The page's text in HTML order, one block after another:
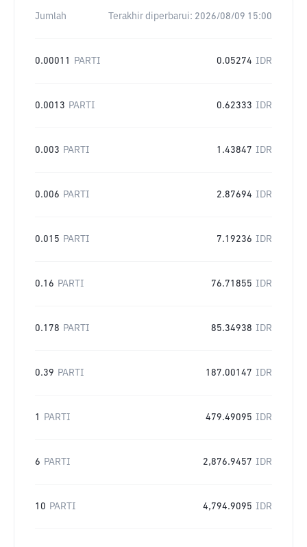
Jumlah Terakhir diperbarui: 2026/08/09 15:00
0.00011 PARTI 0.05274 IDR
0.0013 PARTI 0.62333 IDR
0.003 PARTI 1.43847 IDR
0.006 PARTI 2.87694 IDR
0.015 PARTI 7.19236 IDR
0.16 PARTI 76.71855 IDR
0.178 PARTI 85.34938 IDR
0.39 PARTI 187.00147 IDR
1 PARTI 479.49095 IDR
6 PARTI 2,876.9457 IDR
10 PARTI 4,794.9095 IDR